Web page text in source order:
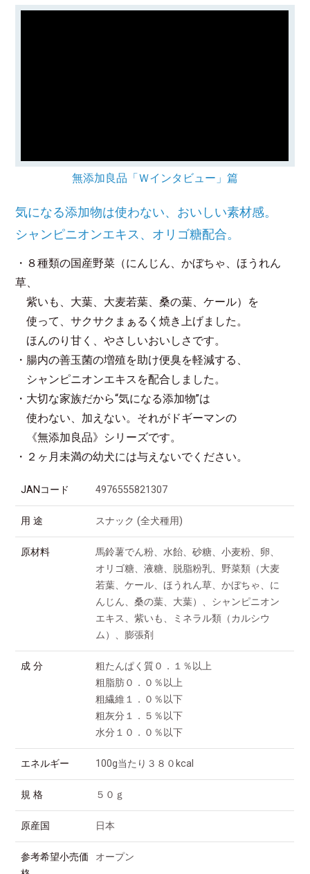
無添加良品「Ｗインタビュー」篇
気になる添加物は使わない、おいしい素材感。
シャンピニオンエキス、オリゴ糖配合。
・８種類の国産野菜（にんじん、かぼちゃ、ほうれん
草、
紫いも、大葉、大麦若葉、桑の葉、ケール）を
使って、サクサクまぁるく焼き上げました。
ほんのり甘く、やさしいおいしさです。
・腸内の善玉菌の増殖を助け便臭を軽減する、
シャンピニオンエキスを配合しました。
・大切な家族だから“気になる添加物”は
使わない、加えない。それがドギーマンの
《無添加良品》シリーズです。
・２ヶ月未満の幼犬には与えないでください。
JANコード 4976555821307
用 途 スナック (全犬種用)
原材料
馬鈴薯でん粉、水飴、砂糖、小麦粉、卵、
オリゴ糖、液糖、脱脂粉乳、野菜類（大麦
若葉、ケール、ほうれん草、かぼちゃ、に
んじん、桑の葉、大葉）、シャンピニオン
エキス、紫いも、ミネラル類（カルシウ
ム）、膨張剤
成 分
粗たんぱく質０．１％以上
粗脂肪０．０％以上
粗繊維１．０％以下
粗灰分１．５％以下
水分１０．０％以下
エネルギー 100g当たり３８０kcal
規 格 ５０ｇ
原産国 日本
参考希望小売価
オープン